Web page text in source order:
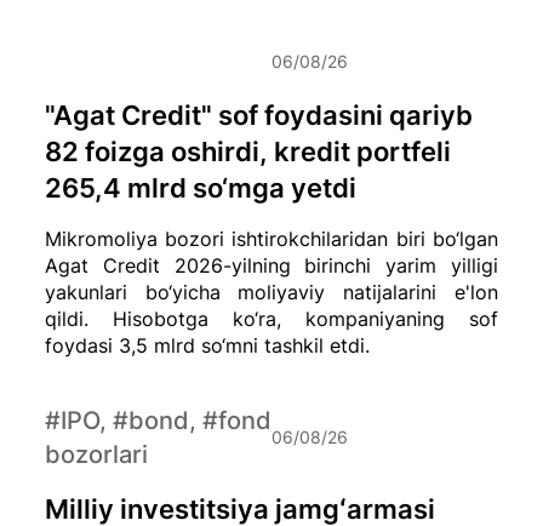
Mikromoliya bozori ishtirokchilaridan biri bo‘lgan
Agat Credit 2026-yilning birinchi yarim yilligi
yakunlari bo‘yicha moliyaviy natijalarini e'lon
qildi. Hisobotga ko‘ra, kompaniyaning sof
foydasi 3,5 mlrd so‘mni tashkil etdi.
"Agat Credit" sof foydasini qariyb
82 foizga oshirdi, kredit portfeli
265,4 mlrd so‘mga yetdi
06/08/26
Milliy investitsiya jamgʻarmasi
#IPO, #bond, #fond
bozorlari
06/08/26